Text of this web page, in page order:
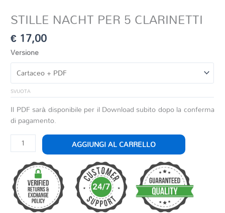
STILLE NACHT PER 5 CLARINETTI
€ 17,00
Versione
SVUOTA
Il PDF sarà disponibile per il Download subito dopo la conferma
di pagamento.
STILLE
NACHT
CLARINETTI
quantità
AGGIUNGI AL CARRELLO